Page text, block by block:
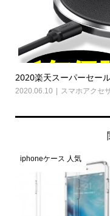
2020楽天スーパーセー
2020.06.10 スマホアクセ
iphoneケース 人気